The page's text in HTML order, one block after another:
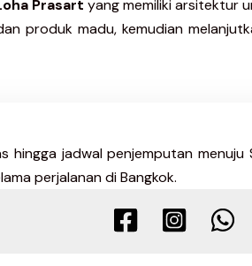
Prasart yang memiliki arsitektur
produk madu, kemudian
jadwal penjemputan
perjalanan di Bangkok.